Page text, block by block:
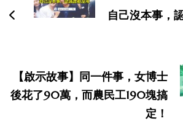
航
自己沒本事，
【啟示故事】同一件事，女博士
後花了90萬，而農民工190塊搞
定！